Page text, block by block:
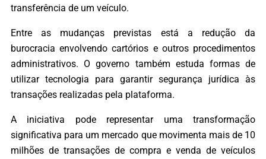
transferência de um veículo.
Entre as mudanças previstas está a redução da
burocracia envolvendo cartórios e outros procedimentos
administrativos. O governo também estuda formas de
utilizar tecnologia para garantir segurança jurídica às
transações realizadas pela plataforma.
A iniciativa pode representar uma transformação
significativa para um mercado que movimenta mais de 10
milhões de transações de compra e venda de veículos